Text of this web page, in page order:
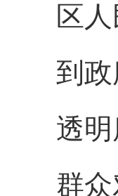
区
到
透
群